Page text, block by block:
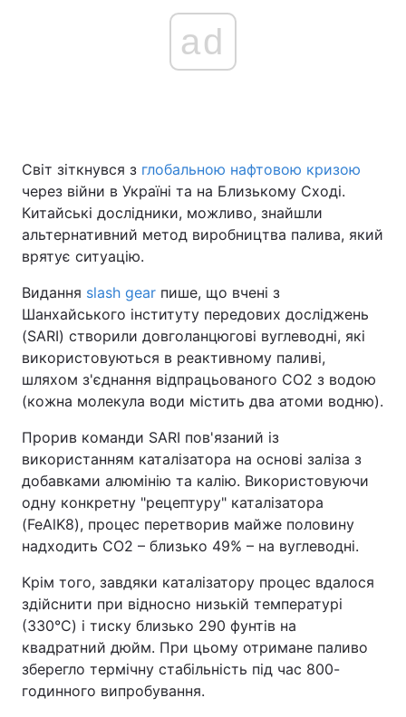
ad
Світ зіткнувся з глобальною нафтовою кризою
через війни в Україні та на Близькому Сході.
Китайські дослідники, можливо, знайшли
альтернативний метод виробництва палива, який
врятує ситуацію.
Видання slash gear пише, що вчені з
Шанхайського інституту передових досліджень
(SARI) створили довголанцюгові вуглеводні, які
використовуються в реактивному паливі,
шляхом з'єднання відпрацьованого CO2 з водою
(кожна молекула води містить два атоми водню).
Прорив команди SARI пов'язаний із
використанням каталізатора на основі заліза з
добавками алюмінію та калію. Використовуючи
одну конкретну "рецептуру" каталізатора
(FeAlK8), процес перетворив майже половину
надходить CO2 – близько 49% – на вуглеводні.
Крім того, завдяки каталізатору процес вдалося
здійснити при відносно низькій температурі
(330°C) і тиску близько 290 фунтів на
квадратний дюйм. При цьому отримане паливо
зберегло термічну стабільність під час 800-
годинного випробування.